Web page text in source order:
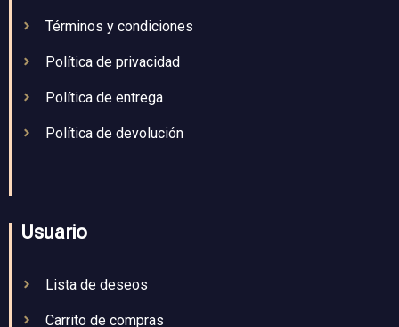
Términos y condiciones
Política de privacidad
Política de entrega
Política de devolución
Usuario
Lista de deseos
Carrito de compras